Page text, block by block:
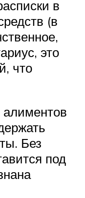
в
(в
это
что
алиментов
Без
под